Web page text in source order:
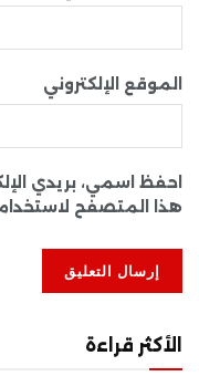
الموقع الإلكتروني
احفظ اسمي، بريدي
هذا المتصفح
الأكثر قراءة